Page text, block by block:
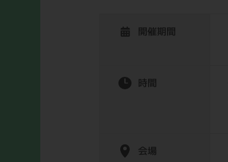
開催期間
時間
会場